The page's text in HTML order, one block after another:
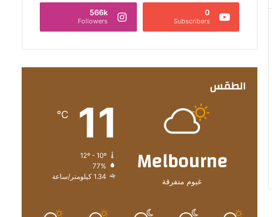
0
Subscribers
566k
Followers
الطقس
Melbourne
غيوم متفرقة
11
℃
12º - 10º
77%
1.34 كيلومتر/ساعة